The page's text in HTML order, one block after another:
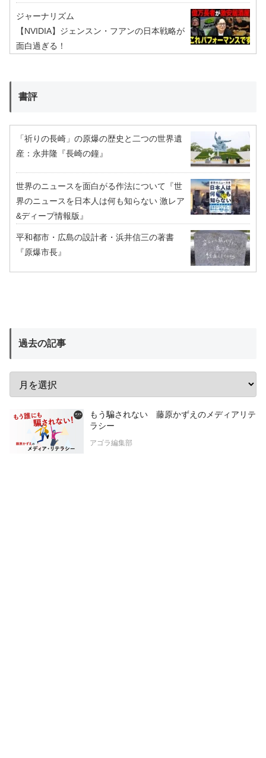
ジャーナリズム
【NVIDIA】ジェンスン・フアンの日本戦略が
面白過ぎる！
書評
「祈りの長崎」の原爆の歴史と二つの世界遺
産：永井隆『長崎の鐘』
世界のニュースを面白がる作法について『世
界のニュースを日本人は何も知らない 激レア
&ディープ情報版』
平和都市・広島の設計者・浜井信三の著書
『原爆市長』
過去の記事
もう騙されない 藤原かずえのメディアリテ
ラシー
アゴラ編集部